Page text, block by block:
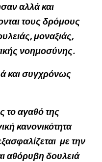
αλλά και
τους δρόμους
μοναξιάς,
νοημοσύνης.
και συγχρόνως
το αγαθό της
κανονικότητα
με την
αθόρυβη δουλειά